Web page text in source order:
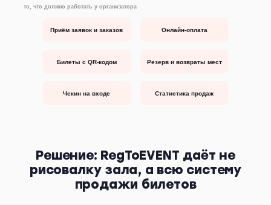
то, что должно работать у организатора
Приём заявок и заказов Онлайн-оплата
Билеты с QR-кодом Резерв и возвраты мест
Чекин на входе Статистика продаж
Решение: RegToEVENT даёт не
рисовалку зала, а всю систему
продажи билетов